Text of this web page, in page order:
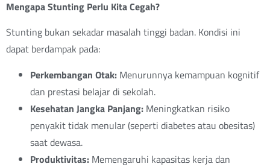
Mengapa Stunting Perlu Kita Cegah?
Stunting bukan sekadar masalah tinggi badan. Kondisi ini
dapat berdampak pada:
Perkembangan Otak: Menurunnya kemampuan kognitif
dan prestasi belajar di sekolah.
Kesehatan Jangka Panjang: Meningkatkan risiko
penyakit tidak menular (seperti diabetes atau obesitas)
saat dewasa.
Produktivitas: Memengaruhi kapasitas kerja dan